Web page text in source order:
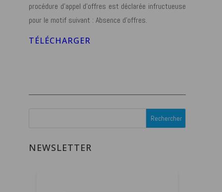
procédure d’appel d’offres est déclarée infructueuse
pour le motif suivant : Absence d’offres.
TÉLÉCHARGER
NEWSLETTER